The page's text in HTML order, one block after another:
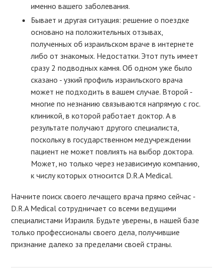
именно вашего заболевания.
Бывает и другая ситуация: решение о поездке
основано на положительных отзывах,
полученных об израильском враче в интернете
либо от знакомых. Недостатки. Этот путь имеет
сразу 2 подводных камня. Об одном уже было
сказано - узкий профиль израильского врача
может не подходить в вашем случае. Второй -
многие по незнанию связываются напрямую с гос.
клиникой, в которой работает доктор. А в
результате получают другого специалиста,
поскольку в государственном медучреждении
пациент не может повлиять на выбор доктора.
Может, но только через независимую компанию,
к числу которых относится D.R.A Medical.
Начните поиск своего лечащего врача прямо сейчас -
D.R.A Medical сотрудничает со всеми ведущими
специалистами Израиля. Будьте уверены, в нашей базе
только профессионалы своего дела, получившие
признание далеко за пределами своей страны.